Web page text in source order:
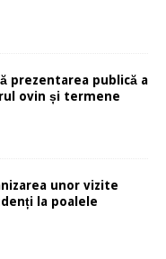
prezentarea publică a
ovin și termene
unor vizite
la poalele